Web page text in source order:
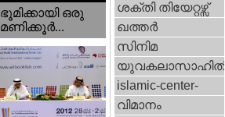
ഭൂമിക്കായി ഒരു
മണിക്കൂര്‍...
ശക്തി തിയേറ്റഴ്സ്
ഖത്തര്‍
സിനിമ
യുവകലാസാഹിതി
islamic-center-
വിമാനം